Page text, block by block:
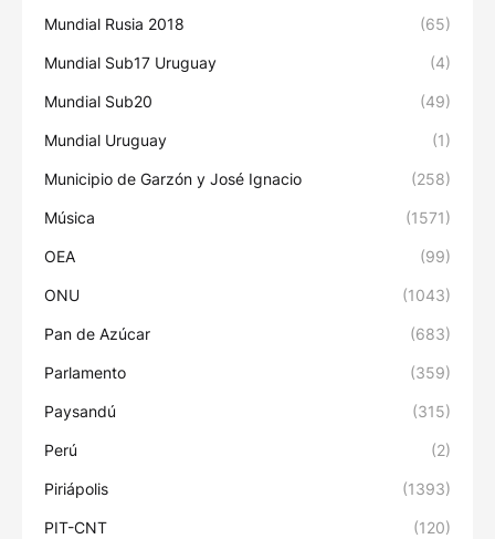
Mundial Rusia 2018 (65)
Mundial Sub17 Uruguay (4)
Mundial Sub20 (49)
Mundial Uruguay (1)
Municipio de Garzón y José Ignacio (258)
Música (1571)
OEA (99)
ONU (1043)
Pan de Azúcar (683)
Parlamento (359)
Paysandú (315)
Perú (2)
Piriápolis (1393)
PIT-CNT (120)